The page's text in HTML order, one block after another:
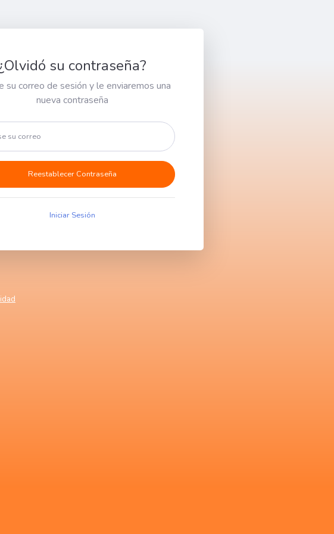
su contraseña?
su correo de sesión y le enviaremos una
nueva contraseña
Reestablecer Contraseña
Iniciar Sesión